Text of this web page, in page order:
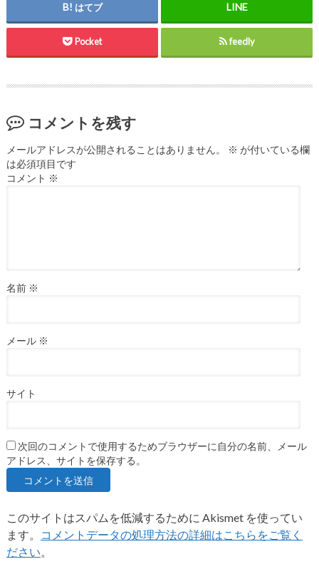
はてブ
Pocket feedly
コメントを残す
メールアドレスが公開されることはありません。 ※ が付いている欄
は必須項目です
コメント ※
名前 ※
メール ※
サイト
次回のコメントで使用するためブラウザーに自分の名前、メール
アドレス、サイトを保存する。
このサイトはスパムを低減するために Akismet を使ってい
ます。
コメントデータの処理方法の詳細はこちらをご覧く
ださい。